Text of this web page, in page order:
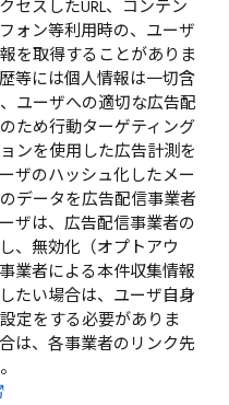
セスしたURL、コンテン
ォン等利用時の、ユーザ
を取得することがありま
等には個人情報は一切含
ユーザへの適切な広告配
ため行動ターゲティング
ンを使用した広告計測を
ザのハッシュ化したメー
データを広告配信事業者
ザは、広告配信事業者の
、無効化（オプトアウ
業者による本件収集情報
たい場合は、ユーザ自身
定をする必要がありま
は、各事業者のリンク先